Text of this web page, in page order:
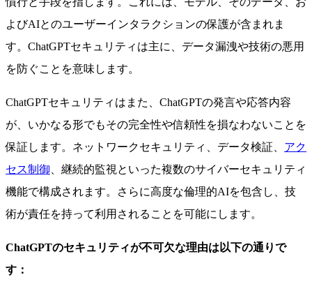
よびAIとのユーザーインタラクションの保護が含まれま
す。ChatGPTセキュリティは主に、データ漏洩や技術の悪用
を防ぐことを意味します。
ChatGPTセキュリティはまた、ChatGPTの発言や応答内容
が、いかなる形でもその完全性や信頼性を損なわないことを
保証します。ネットワークセキュリティ、データ検証、 アク
セス制御 、継続的監視といった複数のサイバーセキュリティ
機能で構成されます。さらに高度な倫理的AIを包含し、技
術が責任を持って利用されることを可能にします。
ChatGPTのセキュリティが不可欠な理由は以下の通りで
す：